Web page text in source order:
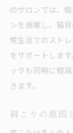
のサロンでは、
ンを提案し、猫
常生活でのスト
をサポートしま
ックも同時に軽
きます。
肩こりの原因